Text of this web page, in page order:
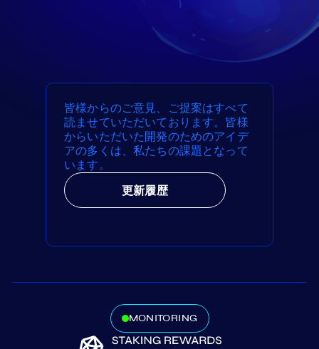
皆様からのご意見、ご提案はすべて
読ませていただいております。皆様
からいただいた開発のためのアイデ
アの多くは、私たちの課題となって
います。
更新履歴
MONITORING